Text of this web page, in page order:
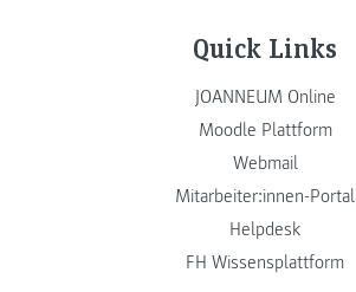
Quick Links
JOANNEUM Online
Moodle Plattform
Webmail
Mitarbeiter:innen-Portal
Helpdesk
FH Wissensplattform